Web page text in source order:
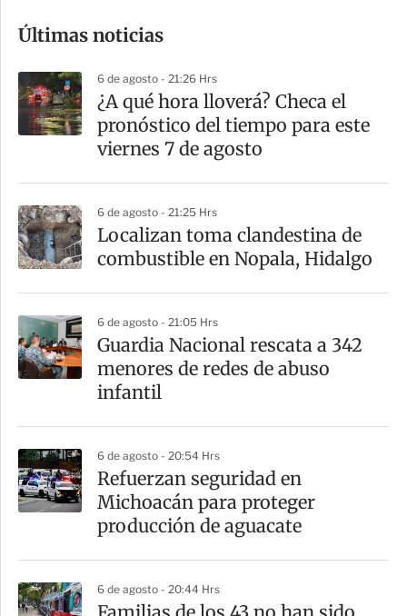
m
a
r
t
Últimas noticias
6 de agosto - 21:26 Hrs
¿A qué hora lloverá? Checa el
pronóstico del tiempo para este
viernes 7 de agosto
6 de agosto - 21:25 Hrs
Localizan toma clandestina de
combustible en Nopala, Hidalgo
6 de agosto - 21:05 Hrs
Guardia Nacional rescata a 342
menores de redes de abuso
infantil
6 de agosto - 20:54 Hrs
Refuerzan seguridad en
Michoacán para proteger
producción de aguacate
6 de agosto - 20:44 Hrs